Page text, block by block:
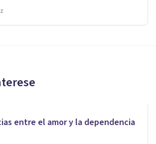
entre el amor y la dependencia